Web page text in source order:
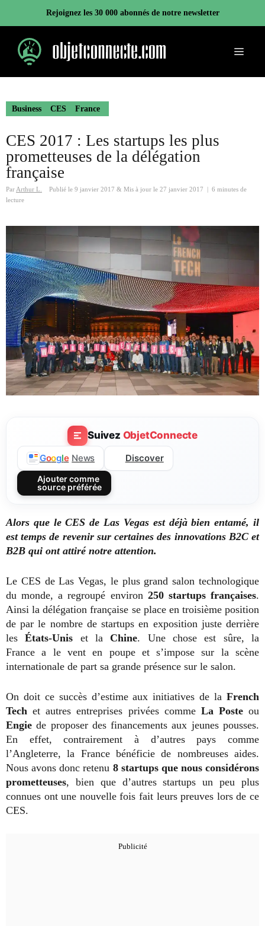
contenu
Rejoignez les 30 000 abonnés de notre newsletter
Menu
Business CES France
CES 2017 : Les startups les plus
prometteuses de la délégation
française
Par Arthur L. Publié le 9 janvier 2017 & Mis à jour le 27 janvier 2017
6 minutes de
lecture
Suivez ObjetConnecte
Google News Discover
Ajouter comme
source préférée
Alors que le CES de Las Vegas est déjà bien entamé, il
est temps de revenir sur certaines des innovations B2C et
B2B qui ont attiré notre attention.
Le CES de Las Vegas, le plus grand salon technologique
du monde, a regroupé environ 250 startups françaises.
Ainsi la délégation française se place en troisième position
de par le nombre de startups en exposition juste derrière
lesÉtats-Unis et la Chine. Une chose est sûre, la
France a le vent en poupe et s’impose sur la scène
internationale de part sa grande présence sur le salon.
On doit ce succès d’estime aux initiatives de la French
Tech et autres entreprises privées comme La Posteou
Engie de proposer des financements aux jeunes pousses.
En effet, contrairement à d’autres pays comme
l’Angleterre, la France bénéficie de nombreuses aides.
Nous avons donc retenu 8 startups que nous considérons
prometteuses, bien que d’autres startups un peu plus
connues ont une nouvelle fois fait leurs preuves lors de ce
CES.